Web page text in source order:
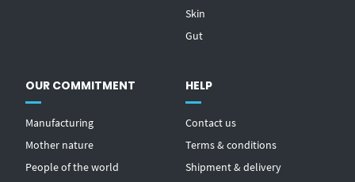
Skin
Gut
OUR COMMITMENT
Manufacturing
Mother nature
People of the world
HELP
Contact us
Terms & conditions
Shipment & delivery